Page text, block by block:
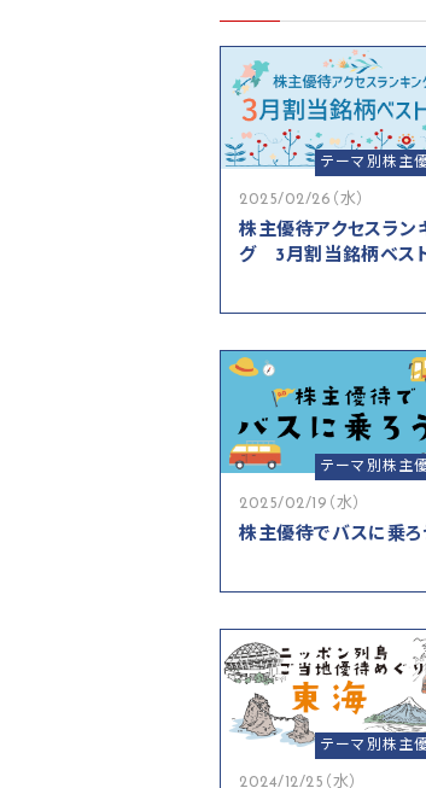
テーマ別株主
2025/02/26（水）
株主優待アクセスラン
グ 3月割当銘柄ベス
テーマ別株主
2025/02/19（水）
株主優待でバスに乗ろ
テーマ別株主
2024/12/25（水）